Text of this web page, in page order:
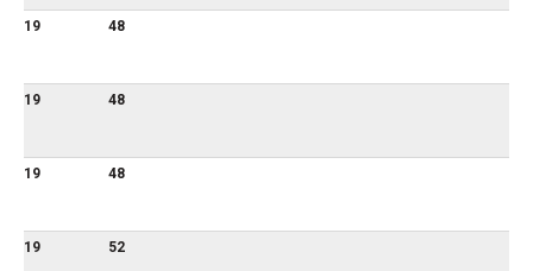
19 48
19 48
19 48
19 52